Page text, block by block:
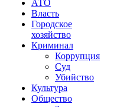
АТО
Власть
Городское
хозяйство
Криминал
Коррупция
Суд
Убийство
Культура
Общество